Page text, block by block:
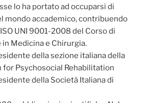
lo ha portato ad occuparsi di
mondo accademico, contribuendo
UNI 9001-2008 del Corso di
in Medicina e Chirurgia.
della sezione italiana della
for Psychosocial Rehabilitation
della Società Italiana di